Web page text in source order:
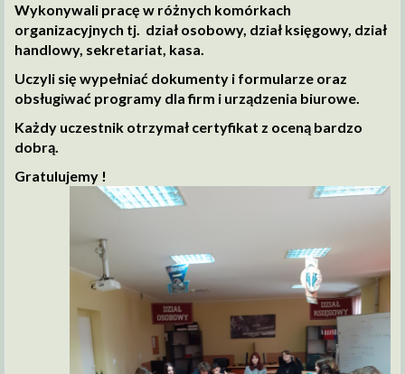
Wykonywali pracę w różnych komórkach
organizacyjnych tj. dział osobowy, dział księgowy, dział
handlowy, sekretariat, kasa.
Uczyli się wypełniać dokumenty i formularze oraz
obsługiwać programy dla firm i urządzenia biurowe.
Każdy uczestnik otrzymał certyfikat z oceną bardzo
dobrą.
Gratulujemy !